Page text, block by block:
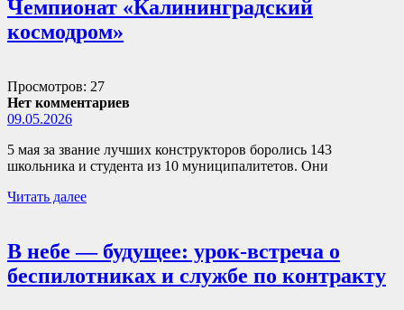
Чемпионат «Калининградский
космодром»
Просмотров: 27
Нет комментариев
09.05.2026
5 мая за звание лучших конструкторов боролись 143
школьника и студента из 10 муниципалитетов. Они
Читать далее
В небе — будущее: урок-встреча о
беспилотниках и службе по контракту